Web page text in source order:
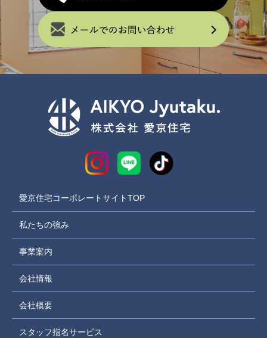
愛京住宅コーポレートサイトTOP
私たちの強み
事業案内
会社情報
会社概要
スタッフ指名サービス